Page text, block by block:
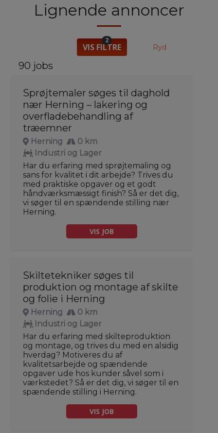
Lignende annoncer
VIS FILTRE
2
Ryd
90 jobs
Sprøjtemaler søges til daghold
nær Herning – lakering og
overfladebehandling af
træemner
Herning
0 km
Industri og Lager
Har du erfaring med sprøjtemaling og
sans for kvalitet i dit arbejde? Trives du
med praktiske opgaver og et godt
håndværksmæssigt finish? Så er det dig,
vi søger til en spændende stilling nær
Herning.
VIS JOB
Skiltetekniker søges til
produktion og montage af skilte
og folie i Herning
Herning
0 km
Industri og Lager
Har du erfaring med skilteproduktion
og montage, og trives du med en alsidig
hverdag? Motiveres du af
kvalitetsarbejde og spændende
opgaver ude hos kunder såvel som i
værkstedet? Så er det dig, vi søger til en
spændende stilling i Herning.
VIS JOB